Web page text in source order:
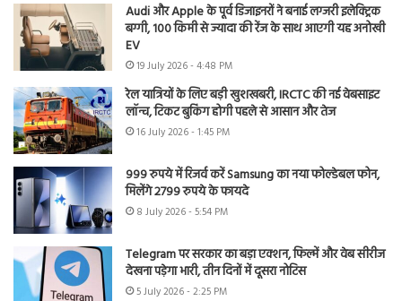
Audi और Apple के पूर्व डिजाइनरों ने बनाई लग्जरी इलेक्ट्रिक
बग्गी, 100 किमी से ज्यादा की रेंज के साथ आएगी यह अनोखी
EV
19 July 2026 - 4:48 PM
रेल यात्रियों के लिए बड़ी खुशखबरी, IRCTC की नई वेबसाइट
लॉन्च, टिकट बुकिंग होगी पहले से आसान और तेज
16 July 2026 - 1:45 PM
999 रुपये में रिजर्व करें Samsung का नया फोल्डेबल फोन,
मिलेंगे 2799 रुपये के फायदे
8 July 2026 - 5:54 PM
Telegram पर सरकार का बड़ा एक्शन, फिल्में और वेब सीरीज
देखना पड़ेगा भारी, तीन दिनों में दूसरा नोटिस
5 July 2026 - 2:25 PM